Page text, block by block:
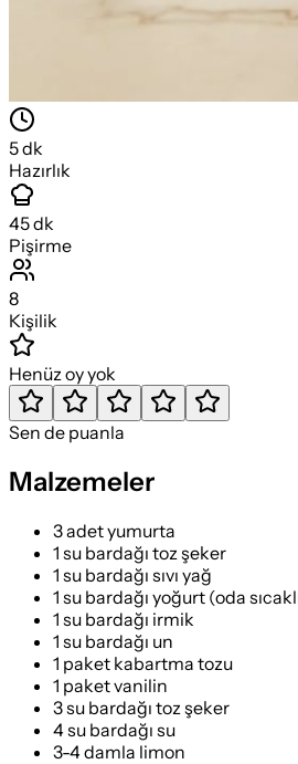
5dk
Hazırlık
45dk
Pişirme
8
Kişilik
Henüz oy yok
Sen de puanla
Malzemeler
3 adet yumurta
1 su bardağı toz şeker
1 su bardağı sıvı yağ
1 su bardağı yoğurt (oda
1 su bardağı irmik
1 su bardağı un
1 paket kabartma tozu
1 paket vanilin
3 su bardağı toz şeker
4 su bardağı su
3-4 damla limon